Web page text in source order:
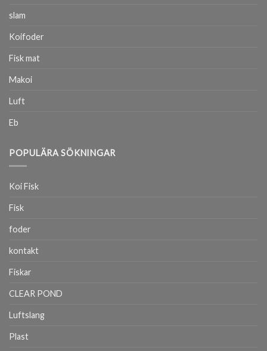
slam
Koifoder
Fisk mat
Makoi
Luft
Eb
POPULÄRA SÖKNINGAR
Koi Fisk
Fisk
foder
kontakt
Fiskar
CLEAR POND
Luftslang
Plast